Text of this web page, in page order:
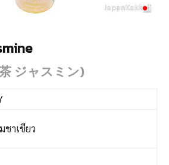
ジャスミン)
ชาเขียว